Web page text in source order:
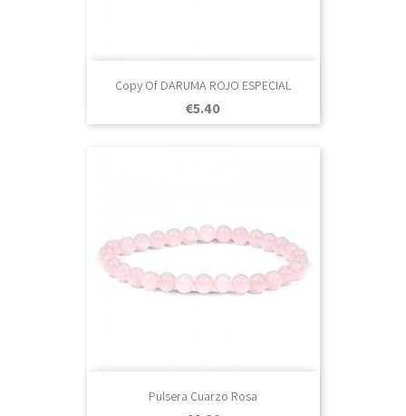
Copy Of DARUMA ROJO ESPECIAL
Price
€5.40
Pulsera Cuarzo Rosa